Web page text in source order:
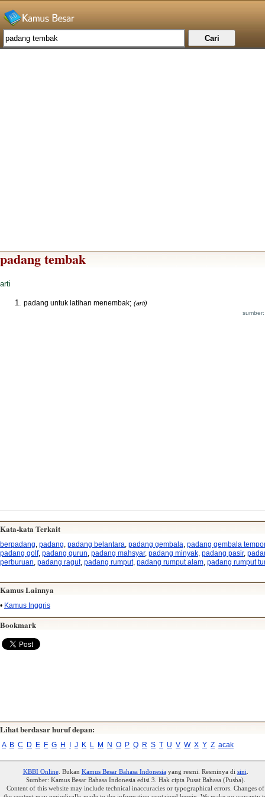
padang tembak
arti
padang untuk latihan menembak; (arti)
Kata-kata Terkait
berpadang padang padang belantara padang gembala padang gembala
padang golf, padang gurun padang mahsyar, padang minyak padang pasir,
perburuan padang ragut, padang rumput, padang rumput alam padang rumput
Kamus Lainnya
• Kamus Inggris
Bookmark
Lihat berdasar huruf depan:
A B C D E F G H J K L M N O P Q R S T U V W X Y Z acak
KBBI Online. Bukan Kamus Besar Bahasa Indonesiayang resmi. Resminya di sini
Sumber: Kamus Besar Bahasa Indonesia edisi 3. Hak cipta Pusat Bahasa (Pusba).
Content of this website may include technical inaccuracies or typographical errors. Changes of